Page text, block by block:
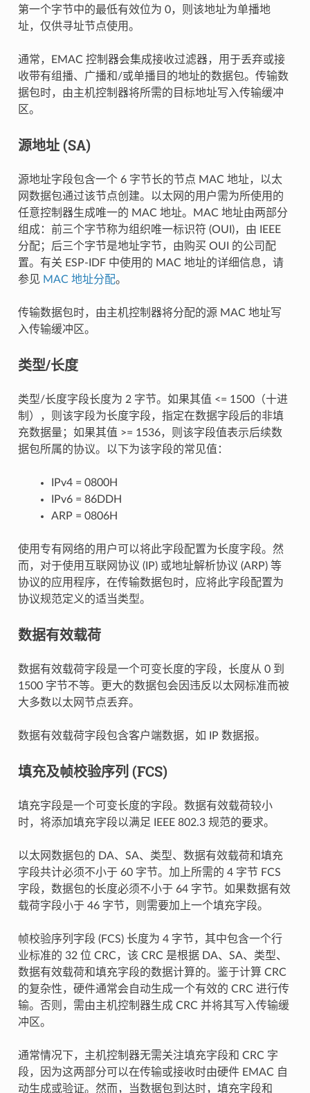
第一个字节中的最低有效位为 0，则该地址为单播地
址，仅供寻址节点使用。
通常，EMAC 控制器会集成接收过滤器，用于丢弃或接
收带有组播、广播和/或单播目的地址的数据包。传输数
据包时，由主机控制器将所需的目标地址写入传输缓冲
区。
源地址 (SA)
源地址字段包含一个 6 字节长的节点 MAC 地址，以太
网数据包通过该节点创建。以太网的用户需为所使用的
任意控制器生成唯一的 MAC 地址。MAC 地址由两部分
组成：前三个字节称为组织唯一标识符 (OUI)，由 IEEE
分配；后三个字节是地址字节，由购买 OUI 的公司配
置。有关 ESP-IDF 中使用的 MAC 地址的详细信息，请
参见 MAC 地址分配。
传输数据包时，由主机控制器将分配的源 MAC 地址写
入传输缓冲区。
类型/长度
类型/长度字段长度为 2 字节。如果其值 <= 1500（十进
制），则该字段为长度字段，指定在数据字段后的非填
充数据量；如果其值 >= 1536，则该字段值表示后续数
据包所属的协议。以下为该字段的常见值：
IPv4 = 0800H
IPv6 = 86DDH
ARP = 0806H
使用专有网络的用户可以将此字段配置为长度字段。然
而，对于使用互联网协议 (IP) 或地址解析协议 (ARP) 等
协议的应用程序，在传输数据包时，应将此字段配置为
协议规范定义的适当类型。
数据有效载荷
数据有效载荷字段是一个可变长度的字段，长度从 0 到
1500 字节不等。更大的数据包会因违反以太网标准而被
大多数以太网节点丢弃。
数据有效载荷字段包含客户端数据，如 IP 数据报。
填充及帧校验序列 (FCS)
填充字段是一个可变长度的字段。数据有效载荷较小
时，将添加填充字段以满足 IEEE 802.3 规范的要求。
以太网数据包的 DA、SA、类型、数据有效载荷和填充
字段共计必须不小于 60 字节。加上所需的 4 字节 FCS
字段，数据包的长度必须不小于 64 字节。如果数据有效
载荷字段小于 46 字节，则需要加上一个填充字段。
帧校验序列字段 (FCS) 长度为 4 字节，其中包含一个行
业标准的 32 位 CRC，该 CRC 是根据 DA、SA、类型、
数据有效载荷和填充字段的数据计算的。鉴于计算 CRC
的复杂性，硬件通常会自动生成一个有效的 CRC 进行传
输。否则，需由主机控制器生成 CRC 并将其写入传输缓
冲区。
通常情况下，主机控制器无需关注填充字段和 CRC 字
段，因为这两部分可以在传输或接收时由硬件 EMAC 自
动生成或验证。然而，当数据包到达时，填充字段和